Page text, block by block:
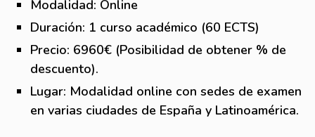
Modalidad: Online
Duración: 1 curso académico (60 ECTS)
Precio: 6960€ (Posibilidad de obtener % de
descuento).
Lugar: Modalidad online con sedes de examen
en varias ciudades de España y Latinoamérica.